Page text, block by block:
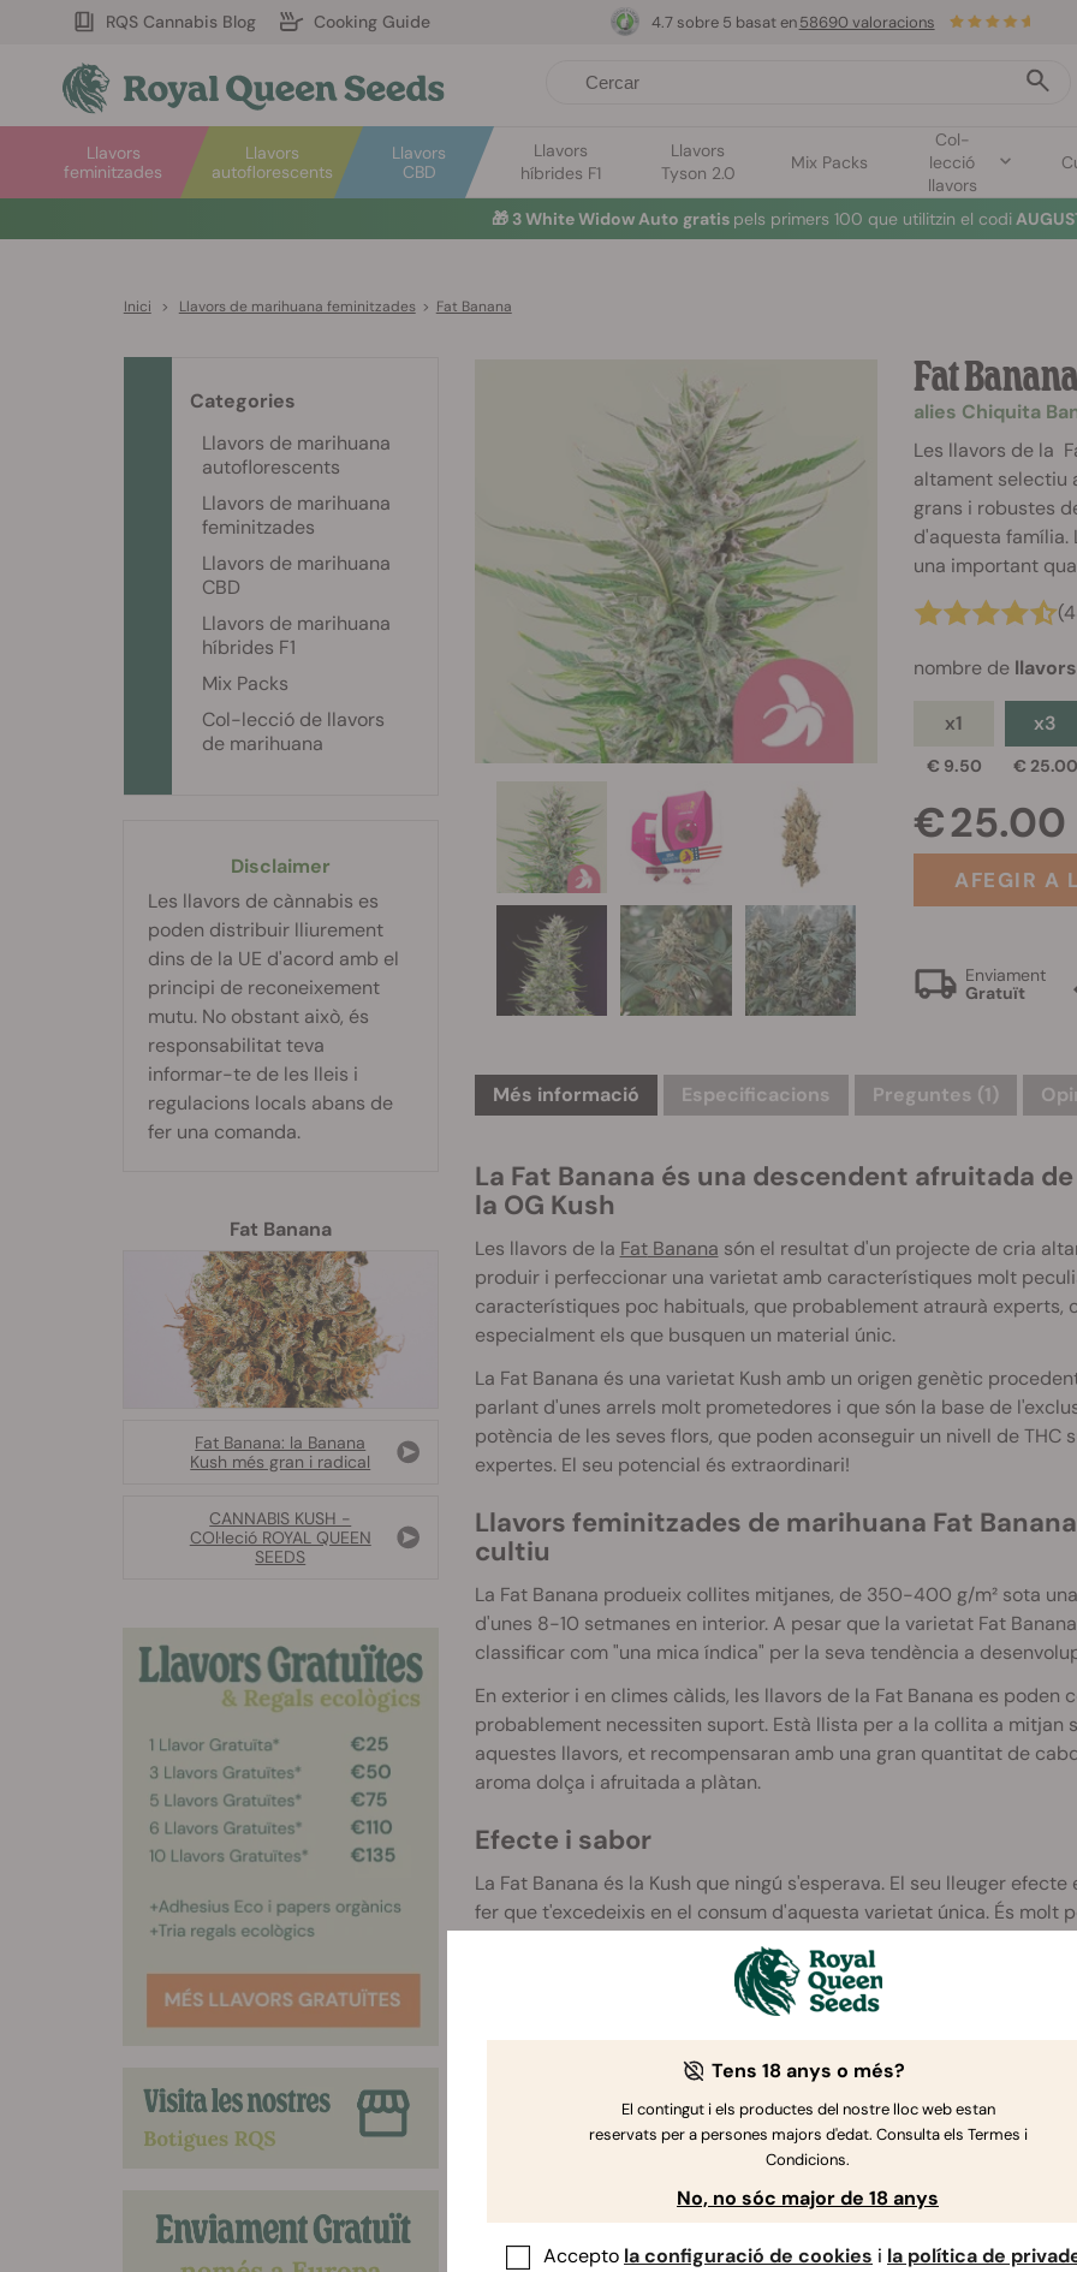
RQS Cannabis Blog Cooking Guide
Llavors
autoflorescents
Llavors
feminitzades
Llavors
CBD
Llavors
híbrides F1
Llavors
Tyson 2.0
Mix Packs
Col-
lecció
llavors
4.7 sobre 5 basat en 58690 valoracions
🎁 3 White Widow Auto gratis pels primers 100 que utilitzin el codi
Inici > Llavors de marihuana feminitzades > Fat Banana
Fat
alies Chiquita
Les llavors de la
altament selectiu
grans i robustes
d'aquesta família.
una important
nombre de llavors
x1
€ 9.50
x3
€ 25.00
€ 25.00
AFEGIR A
Enviament
Gratuït
Més informació Especificacions Preguntes (1)
La Fat Banana és una descendent afruitada
la OG Kush
Les llavors de la FatBanana són el resultat d'un projecte de cria
produir i perfeccionar una varietat amb característiques molt
característiques poc habituals, que probablement atraurà experts,
especialment els que busquen un material únic.
La Fat Banana és una varietat Kush amb un origen genètic
parlant d'unes arrels molt prometedores i que són la base de
potència de les seves flors, que poden aconseguir un nivell de
expertes. El seu potencial és extraordinari!
Llavors feminitzades de marihuana Fat
cultiu
La Fat Banana produeix collites mitjanes, de 350-400 g/m² sota
d'unes 8-10 setmanes en interior.A pesar que la varietat Fat
classificar com "una mica índica" per la seva tendència a
En exterior i en climes càlids, les llavors de la FatBanana es poden
probablement necessiten suport.Està llista per a la collita a mitjan
aquestes llavors, et recompensaran amb una gran quantitat de
aroma dolça i afruitada a plàtan.
Efecte i sabor
La Fat Banana és la Kush que ningú s'esperava. El seu lleuger
fer que t'excedeixis en el consum d'aquesta varietat única. És molt
s'apodera de tu més tard o més d'hora, seguida d'una experiència
un viatge al país dels sabors que comença i acaba al sofà.
Banana és dolça amb tocs cítrics.
recorda al de la seva homònima i és una delícia per a l'olfacte.
Categories
Llavors de marihuana
autoflorescents
Llavors de marihuana
feminitzades
Llavors de marihuana
CBD
Llavors de marihuana
híbrides F1
Mix Packs
Col-lecció de llavors
de marihuana
Disclaimer
Les llavors de cànnabis es
poden distribuir lliurement
dins de la UE d'acord amb el
principi de reconeixement
mutu. No obstant això, és
responsabilitat teva
informar-te de les lleis i
regulacions locals abans de
fer una comanda.
Fat Banana
Fat Banana: la Banana
Kush més gran i radical
CANNABIS KUSH -
COl·leció ROYAL QUEEN
SEEDS
Tens 18 anys o més?
El contingut i els productes del nostre lloc web estan
reservats per a persones majors d'edat. Consulta els Termes i
Condicions.
No, no sóc major de 18 anys
Accepto la configuració de cookies i la política de